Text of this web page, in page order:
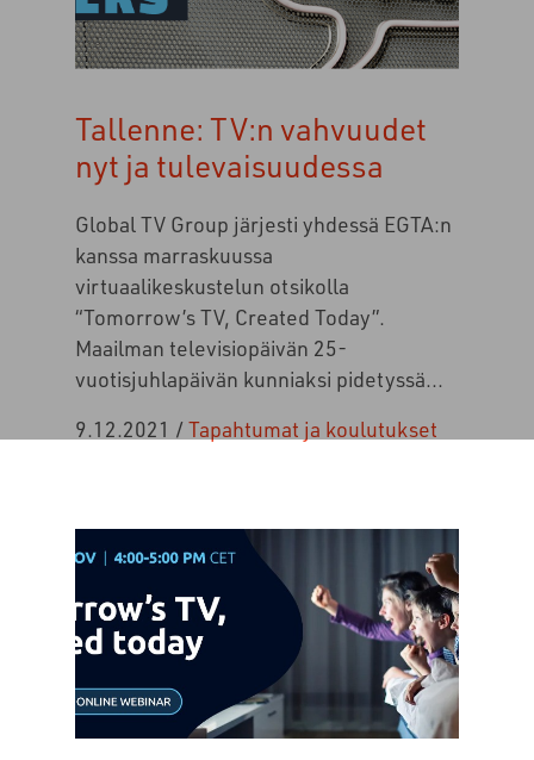
Tallenne: TV:n vahvuudet
nyt ja tulevaisuudessa
Global TV Group järjesti yhdessä EGTA:n
kanssa marraskuussa
virtuaalikeskustelun otsikolla
“Tomorrow’s TV, Created Today”.
Maailman televisiopäivän 25-
vuotisjuhlapäivän kunniaksi pidetyssä...
9.12.2021 /Tapahtumat ja koulutukset